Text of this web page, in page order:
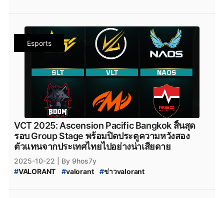
FS #VALORANT_FULL_SENSE #VALORANT_New_Skin
VALORANT_Skin_2026 #valorant_news
สกินปืน_valorant
Season_2026
Esports
VCT 2025: Ascension Pacific Bangkok สิ้นสุด
รอบ Group Stage พร้อมปิดประตูความหวังสอง
ตัวแทนจากประเทศไทยไปอย่างน่าเสียดาย
2025-10-22
| By 9hos7y
#VALORANT #valorant #ข่าวvalorant